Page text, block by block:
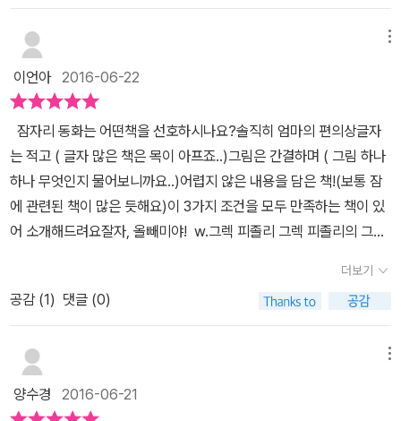
의 모습이 아직도 불안해 보여요. 이상한 소리가 걱정되어 잠을 자지
못하는 모습이 악몽을 꿀까봐 잠들기를 거부하는 우리 아이의 모습같
기도 했어요. 한참 후에야 '이상한 소리'를 발견한 올빼미. 이상한 소
리의 실체를 확인하자 함께 곤히 잠드는 올빼미입니다. 작은 소리에
도 민감하게 반응해서 걱정하고 신경쓰는 올뺴미를 보고 아이도 미리
걱정하는 습관을 바꾸면 좋겠다는 생각이 들었어요. 막상 닥치면 별
일이 아닌데 미리 걱정하고 두려워하면서 힘들어할 필요가 없다는 것
을 아이가 조금은 느낄 수 있지 않을까 싶어요. 이상한소리,올빼미,생
못한 소리였어요.올빼미는 잠자는것은 뒷전으로 미뤄두고 소리의 원
인을 찾아 온 집안을 샅샅이 뒤지기 시작했습니다.소리의 원인을 찾
지 못하자 거실 바닥을 뜯고지붕과 벽까지 헐어버렸어요.'어? 집 어떻
해...' 라며 걱정해주는 우리 아들. ^ ^책을 읽고 아이가 독서록을 간단
하게 적어보았는데요, 거기에서도 집은 부순건 좀 그렇다는 의견을
적어놓았더라구요.심리적으로 접근해볼때 이런 의견은 혹시 융통성
과 관련이 있지 않나 싶기도 해요.틀에서 벗어난걸 싫어라 하는 성격
이거든요. ^ ^책 읽으면서 올빼미에 공감되어 소음의 진원지를 같이
찾아보기도 했고또 올빼미가 빨리 찾지 못해 답답해 하기도 했습니
다. ㅎㅎ동화책에서 얘기하는 발랄한 이야기 전개가 뒷 이야기를 더
궁금하게 하였고귀여운 그림풍의 이미지는 상상력에 날개를 더하도
록 도와주었어요.그리고 가장 중요한 건 이거죠.깊은 밤 낯선 소리의
각을 해 봤습니다. ^ ^
이언아2016-06-22
잠자리 동화는 어떤책을 선호하시나요?솔직히 엄마의 편의상글자
는 적고 ( 글자 많은 책은 목이 아프죠..)그림은 간결하며 ( 그림 하나
하나 무엇인지 물어보니까요..)어렵지 않은 내용을 담은 책!(보통 잠
에 관련된 책이 많은 듯해요)이 3가지 조건을 모두 만족하는 책이 있
어 소개해드려요잘자, 올빼미야! w.그렉 피졸리 그렉 피졸리의 그림
켰어!'는 2014년 닥터 수스 상을 수상했답니다이번 잘자,올빼미야!는
2016년도 신작이네요 ^^이 책은 잠이 들려는 올빼미가 이상한 소리
가 들리면서 시작해요'찍찍'무슨 소리일까요? 네~맞습니다 생쥐소리
이지요~어디선가 들려오는 생쥐소리에 올빼미는 잠이 들지 못해
요 계속 들려오는 소리에 올빼미는밖에도 나가보고 장식장도 뒤져보
고 침대밑도 찾아보지만소리의 주인공을 찾을수가 없었지요결국 소
더보기
공감 (1) 댓글 (0)
양수경 2016-06-21